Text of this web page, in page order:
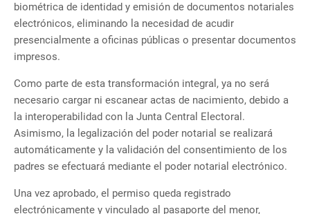
biométrica de identidad y emisión de documentos notariales
electrónicos, eliminando la necesidad de acudir
presencialmente a oficinas públicas o presentar documentos
impresos.
Como parte de esta transformación integral, ya no será
necesario cargar ni escanear actas de nacimiento, debido a
la interoperabilidad con la Junta Central Electoral.
Asimismo, la legalización del poder notarial se realizará
automáticamente y la validación del consentimiento de los
padres se efectuará mediante el poder notarial electrónico.
Una vez aprobado, el permiso queda registrado
electrónicamente y vinculado al pasaporte del menor,